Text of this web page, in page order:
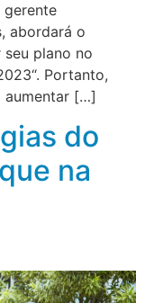
gerente
abordará o
plano no
Portanto,
aumentar […]
do
na